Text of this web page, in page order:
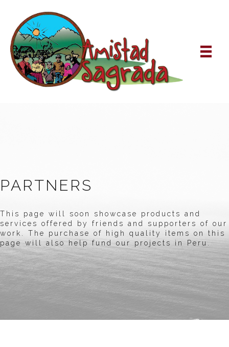
PARTNERS
This page will soon showcase products and
services offered by friends and supporters of our
work. The purchase of high quality items on this
page will also help fund our projects in Peru.